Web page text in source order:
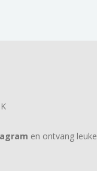
en ontvang leuke